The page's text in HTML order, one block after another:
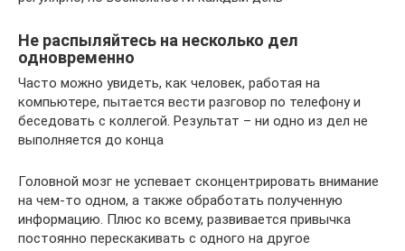
Не распыляйтесь на несколько дел
одновременно
Часто можно увидеть, как человек, работая на
компьютере, пытается вести разговор по телефону и
беседовать с коллегой. Результат – ни одно из дел не
выполняется до конца
Головной мозг не успевает сконцентрировать внимание
на чем-то одном, а также обработать полученную
информацию. Плюс ко всему, развивается привычка
постоянно перескакивать с одного на другое